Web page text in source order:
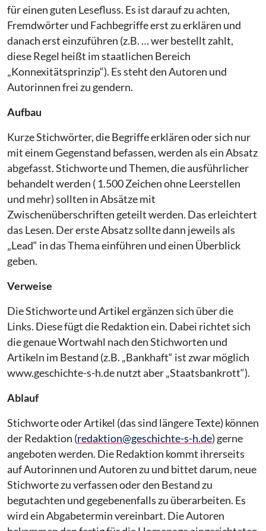
für einen guten Lesefluss. Es ist darauf zu achten,
Fremdwörter und Fachbegriffe erst zu erklären und
danach erst einzuführen (z.B. … wer bestellt zahlt,
diese Regel heißt im staatlichen Bereich
„Konnexitätsprinzip“). Es steht den Autoren und
Autorinnen frei zu gendern.
Aufbau
Kurze Stichwörter, die Begriffe erklären oder sich nur
mit einem Gegenstand befassen, werden als ein Absatz
abgefasst. Stichworte und Themen, die ausführlicher
behandelt werden ( 1.500 Zeichen ohne Leerstellen
und mehr) sollten in Absätze mit
Zwischenüberschriften geteilt werden. Das erleichtert
das Lesen. Der erste Absatz sollte dann jeweils als
„Lead“ in das Thema einführen und einen Überblick
geben.
Verweise
Die Stichworte und Artikel ergänzen sich über die
Links. Diese fügt die Redaktion ein. Dabei richtet sich
die genaue Wortwahl nach den Stichworten und
Artikeln im Bestand (z.B. „Bankhaft“ ist zwar möglich
www.geschichte-s-h.de nutzt aber „Staatsbankrott“).
Ablauf
Stichworte oder Artikel (das sind längere Texte) können
der Redaktion (redaktion@geschichte-s-h.de) gerne
angeboten werden. Die Redaktion kommt ihrerseits
auf Autorinnen und Autoren zu und bittet darum, neue
Stichworte zu verfassen oder den Bestand zu
begutachten und gegebenenfalls zu überarbeiten. Es
wird ein Abgabetermin vereinbart. Die Autoren